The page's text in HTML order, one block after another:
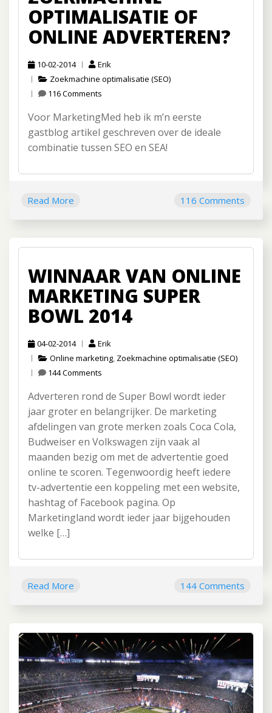
OPTIMALISATIE OF
ONLINE ADVERTEREN?
10-02-2014
Erik
Zoekmachine optimalisatie (SEO)
116 Comments
Voor MarketingMed heb ik m’n eerste
gastblog artikel geschreven over de ideale
combinatie tussen SEO en SEA!
Read More 116 Comments
WINNAAR VAN ONLINE
MARKETING SUPER
BOWL 2014
04-02-2014
Erik
Online marketing, Zoekmachine optimalisatie (SEO)
144 Comments
Adverteren rond de Super Bowl wordt ieder
jaar groter en belangrijker. De marketing
afdelingen van grote merken zoals Coca Cola,
Budweiser en Volkswagen zijn vaak al
maanden bezig om met de advertentie goed
online te scoren. Tegenwoordig heeft iedere
tv-advertentie een koppeling met een website,
hashtag of Facebook pagina. Op
Marketingland wordt ieder jaar bijgehouden
welke […]
Read More 144 Comments